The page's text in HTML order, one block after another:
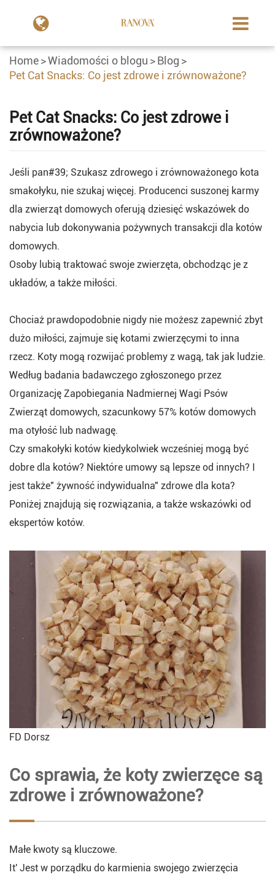
Home Wiadomości o blogu
Blog
Pet Cat Snacks: Co jest zdrowe i zrównoważone?
Pet Cat Snacks: Co jest zdrowe i
zrównoważone?
Jeśli pan#39; Szukasz zdrowego i zrównoważonego kota
smakołyku, nie szukaj więcej. Producenci suszonej karmy
dla zwierząt domowych oferują dziesięć wskazówek do
nabycia lub dokonywania pożywnych transakcji dla kotów
domowych.
Osoby lubią traktować swoje zwierzęta, obchodząc je z
układów, a także miłości.
Chociaż prawdopodobnie nigdy nie możesz zapewnić zbyt
dużo miłości, zajmuje się kotami zwierzęcymi to inna
rzecz. Koty mogą rozwijać problemy z wagą, tak jak ludzie.
Według badania badawczego zgłoszonego przez
Organizację Zapobiegania Nadmiernej Wagi Psów
Zwierząt domowych, szacunkowy 57% kotów domowych
ma otyłość lub nadwagę.
Czy smakołyki kotów kiedykolwiek wcześniej mogą być
dobre dla kotów? Niektóre umowy są lepsze od innych? I
jest także" żywność indywidualna" zdrowe dla kota?
Poniżej znajdują się rozwiązania, a także wskazówki od
ekspertów kotów.
FD Dorsz
Co sprawia, że koty zwierzęce są
zdrowe i zrównoważone?
Małe kwoty są kluczowe.
It' Jest w porządku do karmienia swojego zwierzęcia